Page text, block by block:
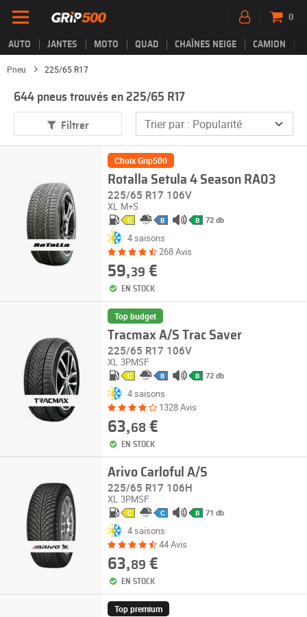
AUTO JANTES MOTO QUAD CHAÎNES NEIGE CAMION
0
Pneu 225/65 R17
644 pneus trouvés en 225/65 R17
Filtrer
Choix Grip500
Rotalla Setula 4 Season RA03
225/65 R17 106V
XL M+S
C B B 72 db
4 saisons
268 Avis
59,39 €
EN STOCK
Top budget
Tracmax A/S Trac Saver
225/65 R17 106V
XL 3PMSF
C B B 72 db
4 saisons
1328 Avis
63,68€
EN STOCK
Arivo Carloful A/S
225/65 R17 106H
XL 3PMSF
C C B 71 db
4 saisons
44 Avis
63,89 €
EN STOCK
Top premium